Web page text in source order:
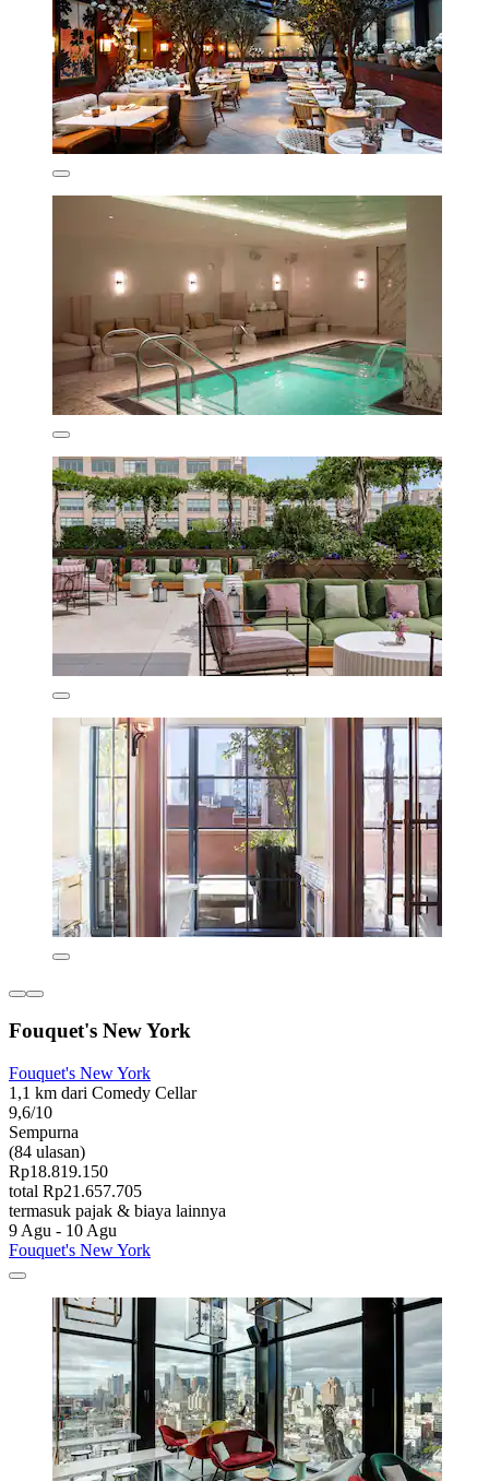
Fouquet's New York
Fouquet's New York
1,1 km dari Comedy Cellar
9,6/10
Sempurna
(84 ulasan)
Rp18.819.150
total Rp21.657.705
termasuk pajak & biaya lainnya
9 Agu - 10 Agu
Fouquet's New York